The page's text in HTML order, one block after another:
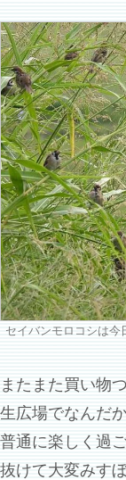
セイバンモロコシは今
またまた買い物
生広場でなんだ
普通に楽しく過
抜けて大変みす